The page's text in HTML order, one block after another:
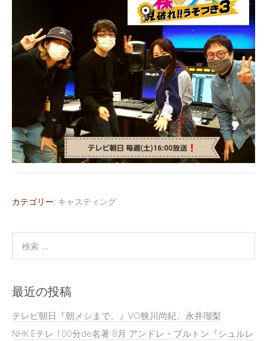
カテゴリー: キャスティング
最近の投稿
テレビ朝日『朝メシまで。』VO狭川尚紀、永井瑠梨
NHK Eテレ 100分de名著 8月 アンドレ・ブルトン『シュルレ